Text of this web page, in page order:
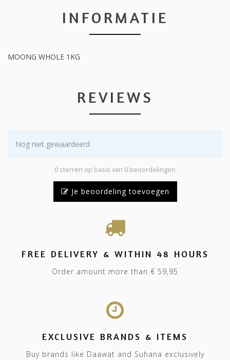
INFORMATIE
MOONG WHOLE 1KG
REVIEWS
Nog niet gewaardeerd
0 sterren op basis van 0 beoordelingen
Je beoordeling toevoegen
FREE DELIVERY & WITHIN 48 HOURS
Order amount more than € 59,95
EXCLUSIVE BRANDS & ITEMS
Buy brands like Daawat and Suhana exclusively